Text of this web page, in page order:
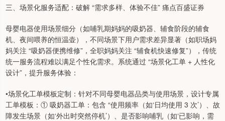
三、场景化服务适配：破解 “需求多样、体验不佳” 痛点百盛证券
母婴电器使用场景细分（如哺乳期妈妈的吸奶器、辅食阶段的辅食
机、夜间喂养的恒温壶），不同场景下用户需求差异显著（如职场妈
妈关注 “吸奶器便携维修”，全职妈妈关注 “辅食机快速修复”），传统
统一服务流程难以满足个性化需求。系统通过 “场景化工单 + 人性化
设计”，提升服务体验：
•场景化工单模板定制：针对不同母婴电器品类与使用场景，设计专属
工单模板：① 吸奶器工单：包含 “使用频率（如‘日均使用 3 次’）、故
障发生场景（如‘外出时突然停机’）、是否影响哺乳（如‘已影响，需